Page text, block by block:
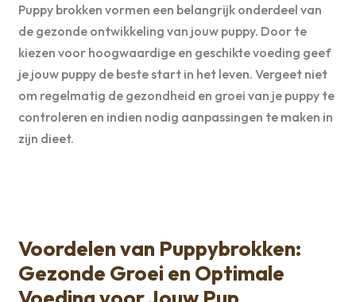
Puppy brokken vormen een belangrijk onderdeel van
de gezonde ontwikkeling van jouw puppy. Door te
kiezen voor hoogwaardige en geschikte voeding geef
je jouw puppy de beste start in het leven. Vergeet niet
om regelmatig de gezondheid en groei van je puppy te
controleren en indien nodig aanpassingen te maken in
zijn dieet.
Voordelen van Puppybrokken:
Gezonde Groei en Optimale